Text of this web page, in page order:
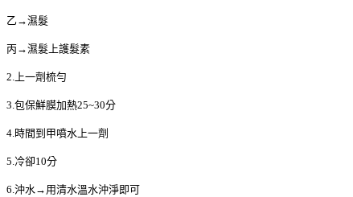
乙→濕髮
丙→濕髮上護髮素
2.上一劑梳勻
3.包保鮮膜加熱25~30分
4.時間到甲噴水上一劑
5.冷卻10分
6.沖水→用清水溫水沖淨即可